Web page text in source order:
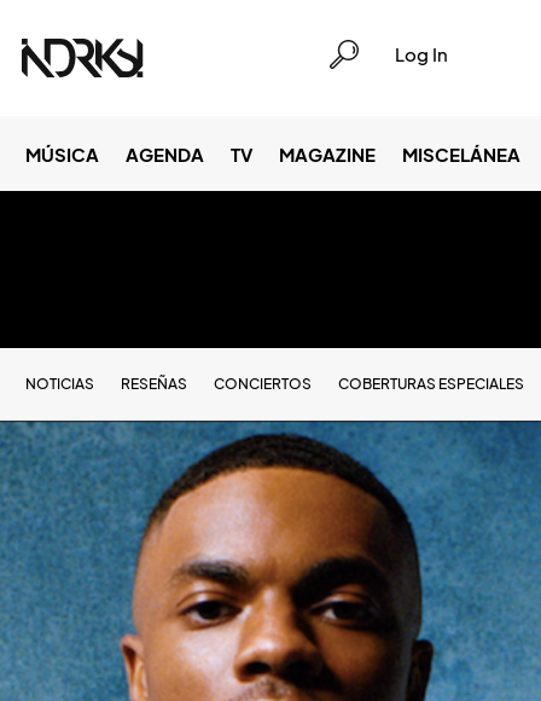
Log In
MÚSICA AGENDA TV MAGAZINE MISCELÁNEA
NOTICIAS RESEÑAS CONCIERTOS COBERTURAS ESPECIALES